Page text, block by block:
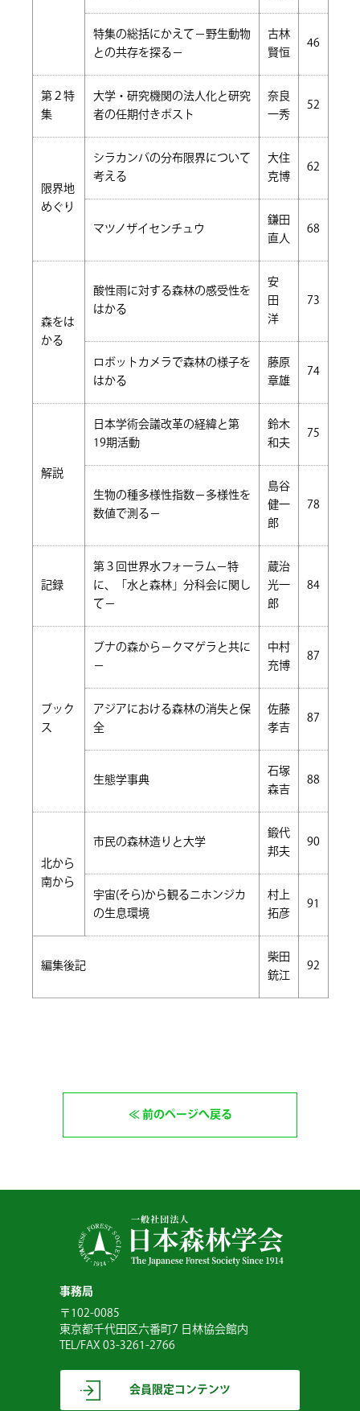
特集の総括にかえて－野生動物
との共存を探る－
古林
賢恒
46
第２特
集
大学・研究機関の法人化と研究
者の任期付きポスト
奈良
一秀
52
限界地
めぐり
シラカンバの分布限界について
考える
大住
克博
62
マツノザイセンチュウ
鎌田
直人
68
森をは
かる
酸性雨に対する森林の感受性を
はかる
安
田
洋
73
ロボットカメラで森林の様子を
はかる
藤原
章雄
74
解説
日本学術会議改革の経緯と第
19期活動
鈴木
和夫
75
生物の種多様性指数－多様性を
数値で測る－
島谷
健一
郎
78
記録
第３回世界水フォーラム－特
に、「水と森林」分科会に関し
て－
蔵治
光一
郎
84
ブック
ス
ブナの森から－クマゲラと共に
－
中村
充博
87
アジアにおける森林の消失と保
全
佐藤
孝吉
87
生態学事典
石塚
森吉
88
北から
南から
市民の森林造りと大学
鍛代
邦夫
90
宇宙(そら)から観るニホンジカ
の生息環境
村上
拓彦
91
編集後記
柴田
銃江
92
前のページへ戻る
事務局
〒102-0085
東京都千代田区六番町7 日林協会館内
TEL/FAX 03-3261-2766
会員限定コンテンツ